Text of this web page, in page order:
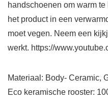
handschoenen om warm
het product in een
moet vegen. Neem een
werkt. https://
Materiaal: Body- Ceramic,
Eco keramische rooster: